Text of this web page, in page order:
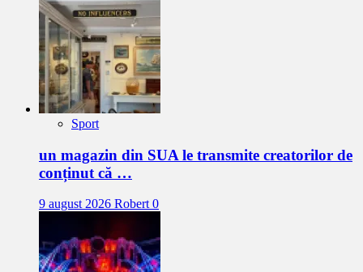
Sport
un magazin din SUA le transmite creatorilor de
conținut că …
9 august 2026 Robert0